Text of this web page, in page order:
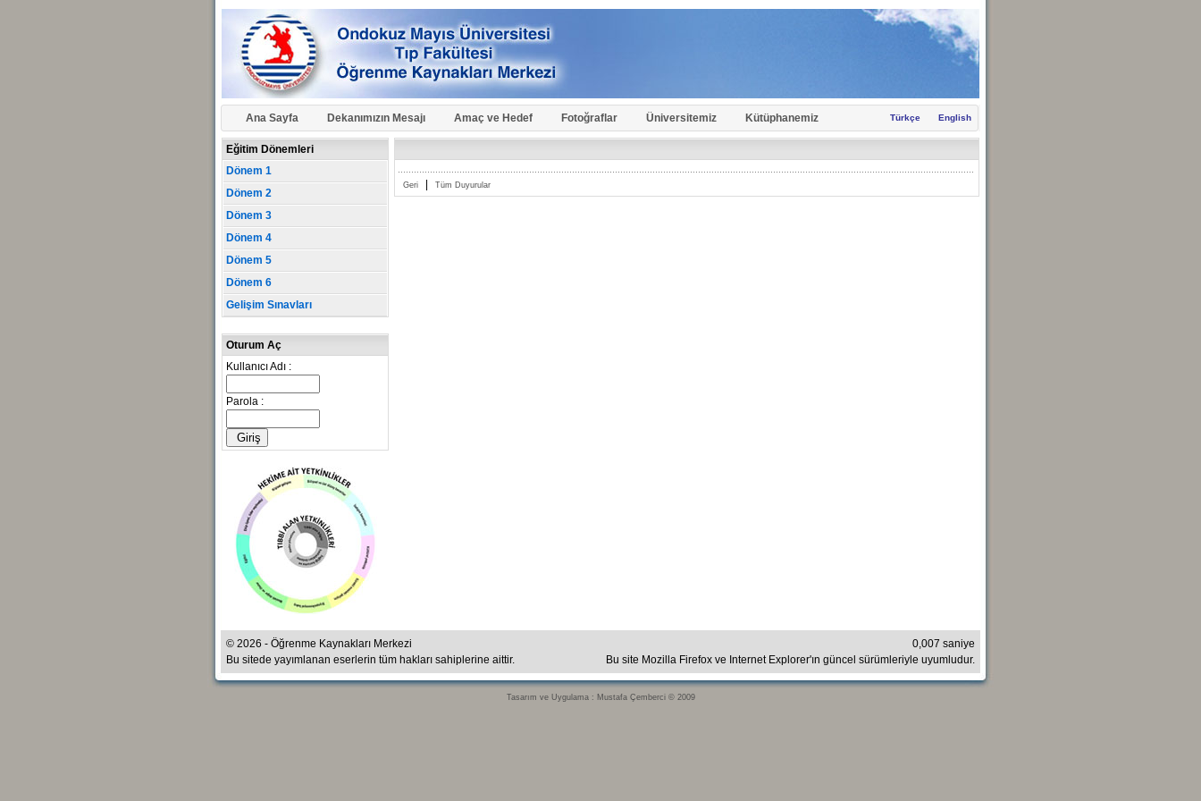
Ana Sayfa Dekanımızın Mesajı Amaç ve Hedef Fotoğraflar Üniversitemiz Kütüphanemiz Türkçe English
Eğitim Dönemleri
Dönem 1
Dönem 2
Dönem 3
Dönem 4
Dönem 5
Dönem 6
Gelişim Sınavları
Oturum Aç
Kullanıcı Adı :
Parola :
Geri Tüm Duyurular
© 2026 - Öğrenme Kaynakları Merkezi
Bu sitede yayımlanan eserlerin tüm hakları sahiplerine aittir.
0,007 saniye
Bu site Mozilla Firefox ve Internet Explorer'ın güncel sürümleriyle uyumludur.
Tasarım ve Uygulama : Mustafa Çemberci © 2009